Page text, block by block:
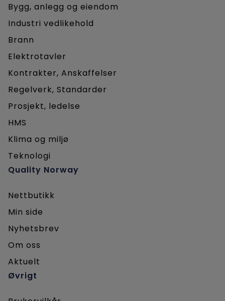
Bygg, anlegg og eiendom
Industri vedlikehold
Brann
Elektrotavler
Kontrakter, Anskaffelser
Regelverk, Standarder
Prosjekt, ledelse
HMS
Klima og miljø
Teknologi
Quality Norway
Nettbutikk
Min side
Nyhetsbrev
Om oss
Aktuelt
Øvrigt